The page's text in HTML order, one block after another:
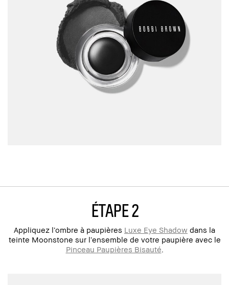
ÉTAPE 2
Appliquez l’ombre à paupières Luxe Eye Shadow dans la
teinte Moonstone sur l’ensemble de votre paupière avec le
Pinceau Paupières Bisauté